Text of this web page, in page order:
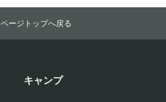
ページトップへ戻る
キャンプ